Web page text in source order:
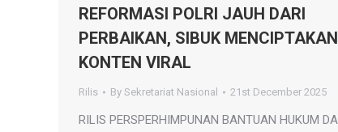
REFORMASI POLRI JAUH DARI
PERBAIKAN, SIBUK MENCIPTAKAN
KONTEN VIRAL
Rilis By Sekretariat Nasional 21st December 2025
RILIS PERSPERHIMPUNAN BANTUAN HUKUM